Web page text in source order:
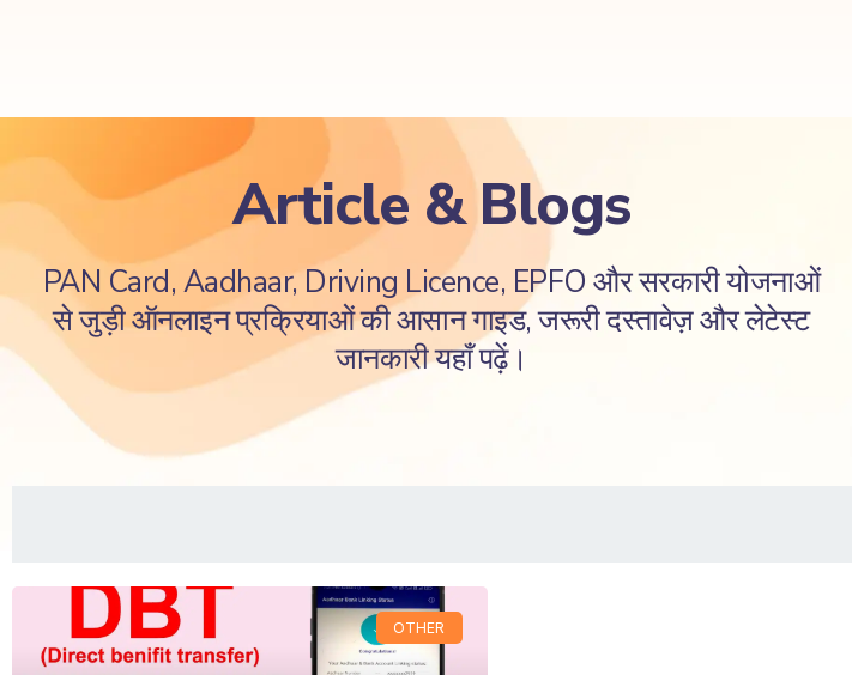
Article & Blogs
PAN Card, Aadhaar, Driving Licence, EPFO और सरकारी योजनाओं
से जुड़ी ऑनलाइन प्रक्रियाओं की आसान गाइड, जरूरी दस्तावेज़ और लेटेस्ट
जानकारी यहाँ पढ़ें।
OTHER